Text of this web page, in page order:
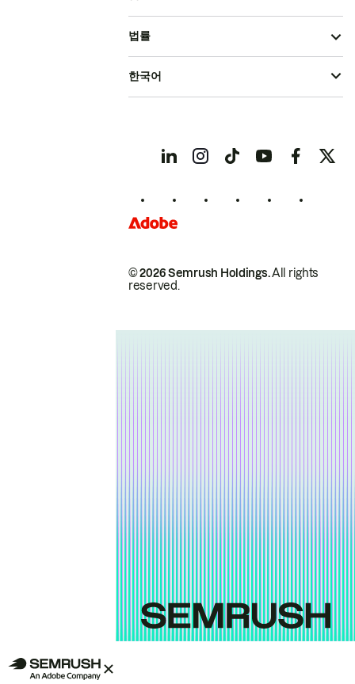
© 2026 Semrush Holdings.All rights
reserved.
법률
한국어